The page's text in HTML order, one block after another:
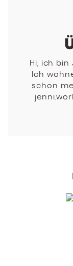
Hi, ich bin
Ich
schon